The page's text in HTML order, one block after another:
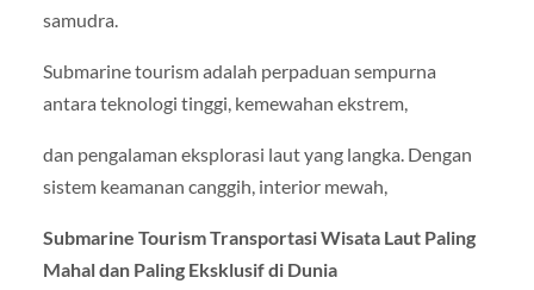
samudra.
Submarine tourism adalah perpaduan sempurna
antara teknologi tinggi, kemewahan ekstrem,
dan pengalaman eksplorasi laut yang langka. Dengan
sistem keamanan canggih, interior mewah,
Submarine Tourism Transportasi Wisata Laut Paling
Mahal dan Paling Eksklusif di Dunia